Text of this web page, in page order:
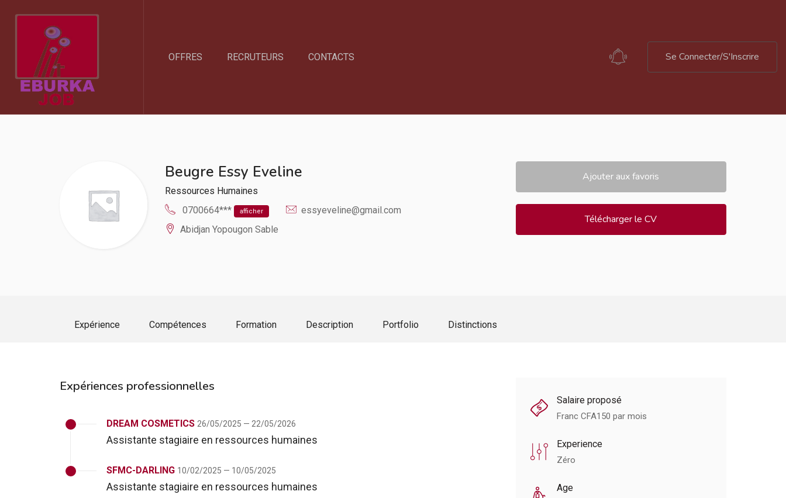
OFFRES RECRUTEURS CONTACTS Se Connecter/S'Inscrire
Beugre Essy Eveline
Ressources Humaines
0700664***
afficher
essyeveline@gmail.com
Abidjan Yopougon Sable
Ajouter aux favoris
Télécharger le CV
Expérience Compétences Formation Description Portfolio Distinctions
Expériences professionnelles
DREAM COSMETICS 26/05/2025 — 22/05/2026
Assistante stagiaire en ressources humaines
SFMC-DARLING 10/02/2025 — 10/05/2025
Assistante stagiaire en ressources humaines
Salaire proposé
Franc CFA150 par mois
Experience
Zéro
Age